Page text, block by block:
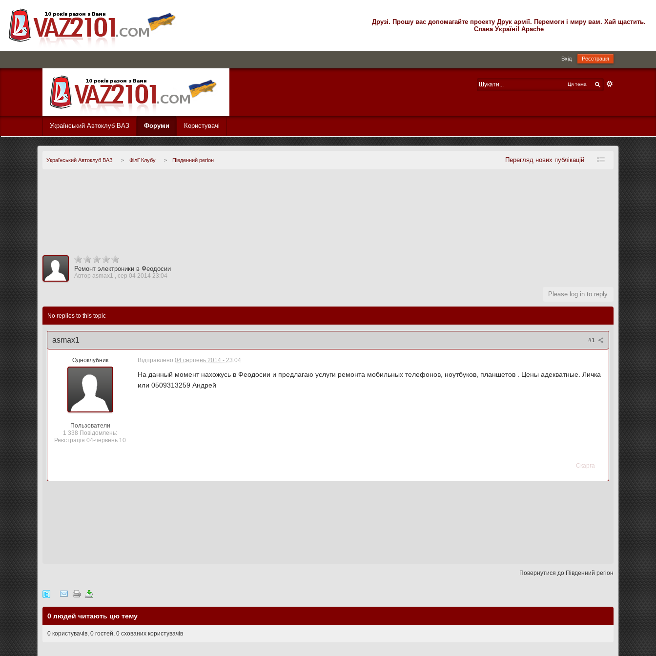
Друзі. Прошу вас допомагайте проекту Друк армії. Перемоги і миру вам. Хай щастить.
Слава Україні! Apache
Вхід Реєстрація
Ця тема
Український Автоклуб ВАЗ Форуми Користувачі
Український Автоклуб ВАЗ > Філії Клубу > Південний регіон Перегляд нових публікацій
Ремонт электроники в Феодосии
Авторasmax1 ,сер 04 2014 23:04
Please log in to reply
No replies to this topic
#1
asmax1
Одноклубник
Пользователи
1 338 Повідомлень:
Реєстрація 04-червень 10
Відправлено04 серпень 2014 - 23:04
На данный момент нахожусь в Феодосии и предлагаю услуги ремонта мобильных телефонов, ноутбуков, планшетов . Цены адекватные. Личка
или 0509313259 Андрей
Скарга
Повернутися до Південний регіон
0 людей читають цю тему
0 користувачів, 0 гостей, 0 схованих користувачів